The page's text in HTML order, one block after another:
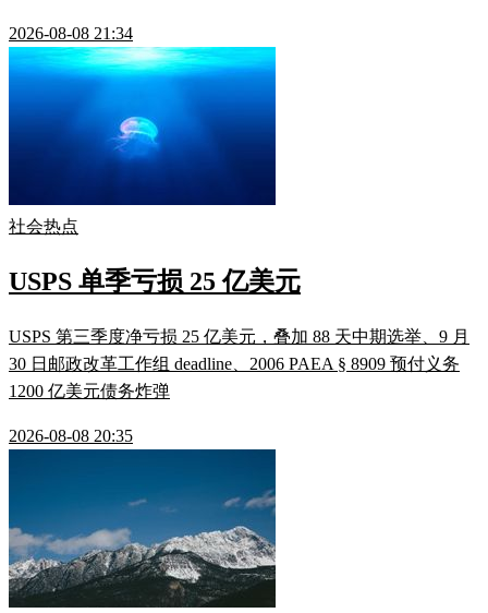
2026-08-08 21:34
社会热点
USPS 单季亏损 25 亿美元
USPS 第三季度净亏损 25 亿美元，叠加 88 天中期选举、9 月
30 日邮政改革工作组 deadline、2006 PAEA § 8909 预付义务
1200 亿美元债务炸弹
2026-08-08 20:35